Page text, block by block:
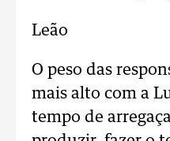
Leão
O peso das
mais alto com a
tempo de